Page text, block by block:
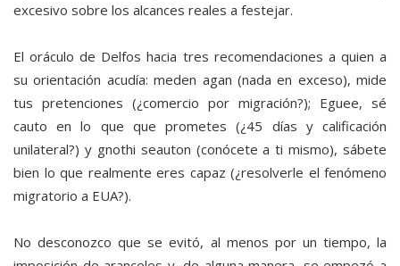
excesivo sobre los alcances reales a festejar.
El oráculo de Delfos hacia tres recomendaciones a quien a
su orientación acudía: meden agan (nada en exceso), mide
tus pretenciones (¿comercio por migración?); Eguee, sé
cauto en lo que que prometes (¿45 días y calificación
unilateral?) y gnothi seauton (conócete a ti mismo), sábete
bien lo que realmente eres capaz (¿resolverle el fenómeno
migratorio a EUA?).
No desconozco que se evitó, al menos por un tiempo, la